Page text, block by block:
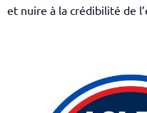
et nuire à la crédibilité de